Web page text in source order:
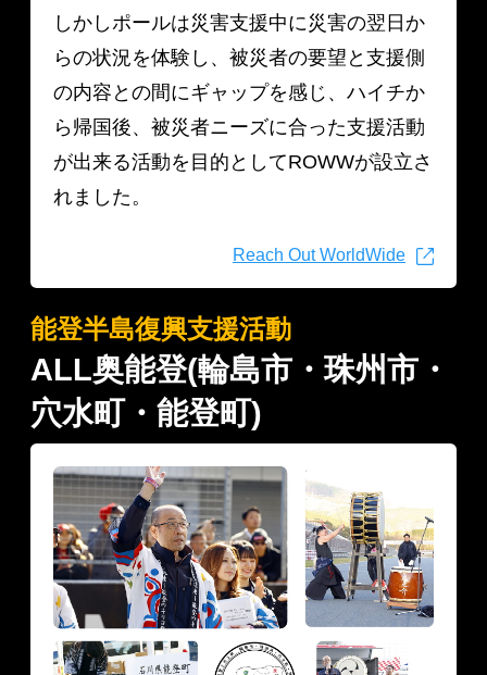
しかしポールは災害支援中に災害の翌日か
らの状況を体験し、被災者の要望と支援側
の内容との間にギャップを感じ、ハイチか
ら帰国後、被災者ニーズに合った支援活動
が出来る活動を目的としてROWWが設立さ
れました。
Reach Out WorldWide
能登半島復興支援活動
ALL奥能登(輪島市・珠州市・
穴水町・能登町)